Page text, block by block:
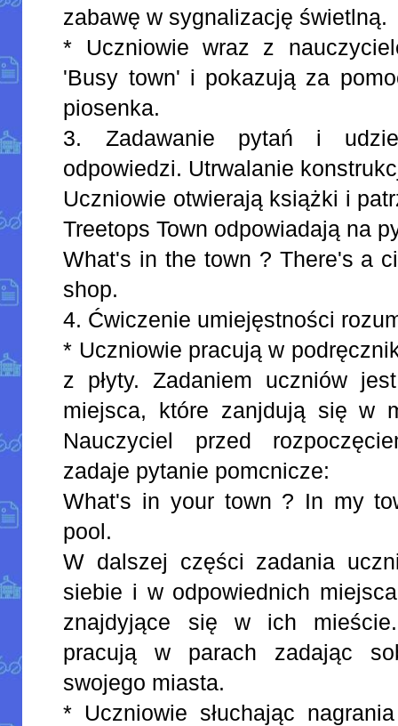
zabawę w sygnalizację świetlną.
* Uczniowie wraz z
'Busy town' i pokazują za
piosenka.
3. Zadawanie pytań i
odpowiedzi. Utrwalanie
Uczniowie otwierają książki i
Treetops Town odpowiadają na
What's in the town ? There's a
shop.
4. Ćwiczenie umiejęstności
* Uczniowie pracują w
z płyty. Zadaniem uczniów
miejsca, które zanjdują się w
Nauczyciel przed
zadaje pytanie pomcnicze:
What's in your town ? In my
pool.
W dalszej części zadania
siebie i w odpowiednich
znajdyjące się w ich
pracują w parach zadając
swojego miasta.
* Uczniowie słuchając